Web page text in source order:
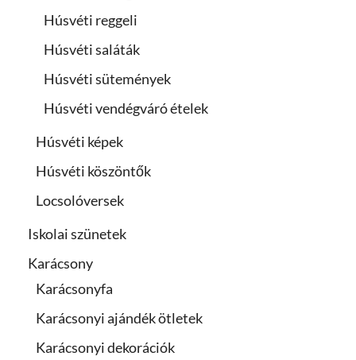
Húsvéti reggeli
Húsvéti saláták
Húsvéti sütemények
Húsvéti vendégváró ételek
Húsvéti képek
Húsvéti köszöntők
Locsolóversek
Iskolai szünetek
Karácsony
Karácsonyfa
Karácsonyi ajándék ötletek
Karácsonyi dekorációk